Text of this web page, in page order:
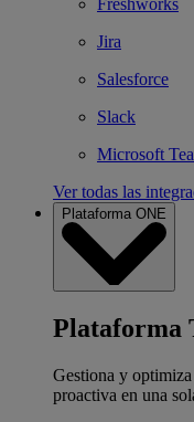
Freshworks
Jira
Salesforce
Slack
Microsoft
Ver todas las
Plataforma ONE
Plataforma
Gestiona y
proactiva en una